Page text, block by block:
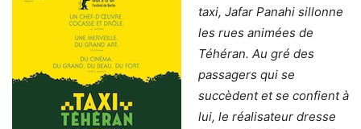
taxi, Jafar Panahi sillonne
les rues animées de
Téhéran. Au gré des
passagers qui se
succèdent et se confient à
lui, le réalisateur dresse